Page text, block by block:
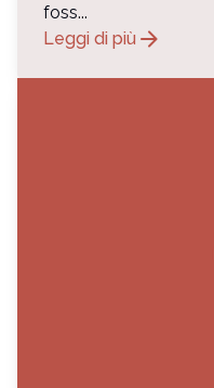
foss...
Leggi di più arrow_forward